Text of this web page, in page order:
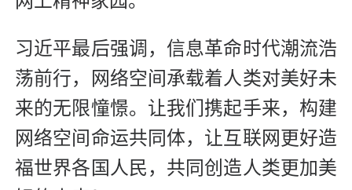
习近平最后强调，信息革命时代潮流浩
荡前行，网络空间承载着人类对美好未
来的无限憧憬。让我们携起手来，构建
网络空间命运共同体，让互联网更好造
福世界各国人民，共同创造人类更加美